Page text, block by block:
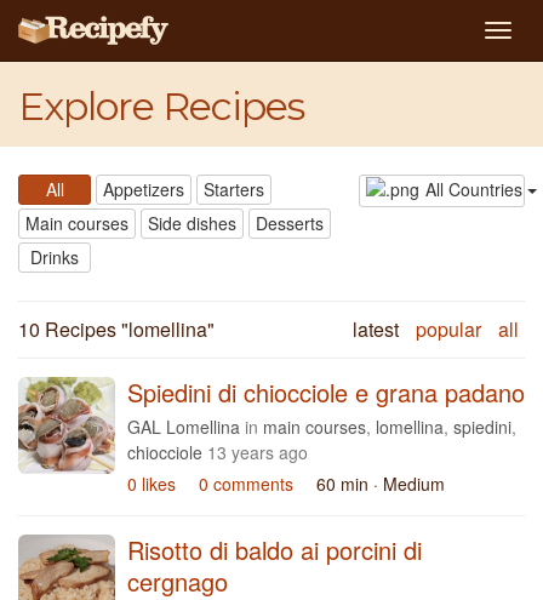
Explore Recipes
All Appetizers
Starters
Main courses
Side dishes
Desserts
Drinks
All Countries
10 Recipes "lomellina" latest popular all
Spiedini di chiocciole e grana padano
GAL Lomellina in main courses, lomellina, spiedini,
chiocciole 13 years ago
0 likes
0 comments 60 min · Medium
Risotto di baldo ai porcini di
cergnago